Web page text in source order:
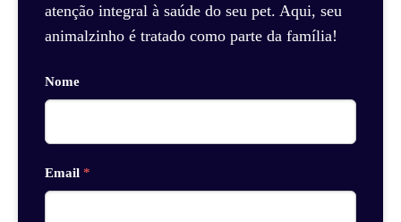
atenção integral à saúde do seu pet. Aqui, seu
animalzinho é tratado como parte da família!
Nome
Email *